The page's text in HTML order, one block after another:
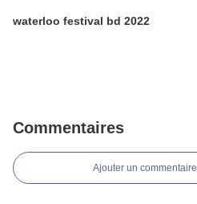
waterloo festival bd 2022
Commentaires
Ajouter un commentaire